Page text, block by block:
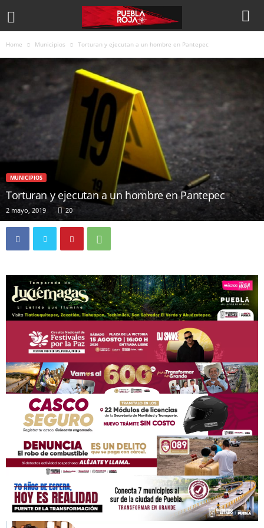
Home Municipios Torturan y ejecutan a un hombre en Pantepec
MUNICIPIOS
Torturan y ejecutan a un hombre en Pantepec
2 mayo, 2019 20